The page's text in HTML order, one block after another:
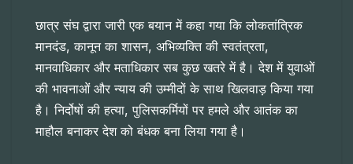
छात्र संघ द्वारा जारी एक बयान में कहा गया कि लोकतांत्रिक
मानदंड, कानून का शासन, अभिव्यक्ति की स्वतंत्रता,
मानवाधिकार और मताधिकार सब कुछ खतरे में है। देश में युवाओं
की भावनाओं और न्याय की उम्मीदों के साथ खिलवाड़ किया गया
है। निर्दोषों की हत्या, पुलिसकर्मियों पर हमले और आतंक का
माहौल बनाकर देश को बंधक बना लिया गया है।